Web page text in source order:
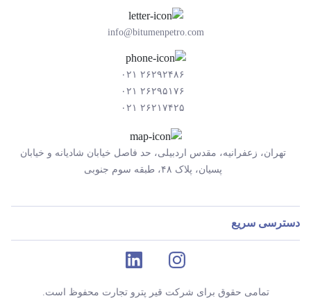
info@bitumenpetro.com
۲۶۲۹۲۴۸۶ ۰۲۱
۲۶۲۹۵۱۷۶ ۰۲۱
۲۶۲۱۷۴۲۵ ۰۲۱
تهران، زعفرانیه، مقدس اردبیلی، حد فاصل خیابان شادیانه و خیابان
پسیان، پلاک ۴۸، طبقه سوم جنوبی
دسترسی سریع
تمامی حقوق برای شرکت قیر پترو تجارت محفوظ است.